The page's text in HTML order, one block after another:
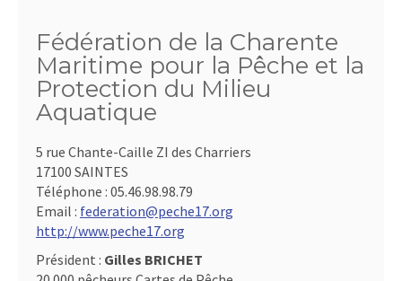
Fédération de la Charente
Maritime pour la Pêche et la
Protection du Milieu
Aquatique
5 rue Chante-Caille ZI des Charriers
17100 SAINTES
Téléphone : 05.46.98.98.79
Email : federation@peche17.org
http://www.peche17.org
Président : Gilles BRICHET